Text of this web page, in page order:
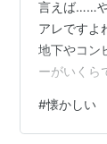
言えば……
アレですよ
地下やコン
ーがいくら
か、なんと
んです。
#懐かしい